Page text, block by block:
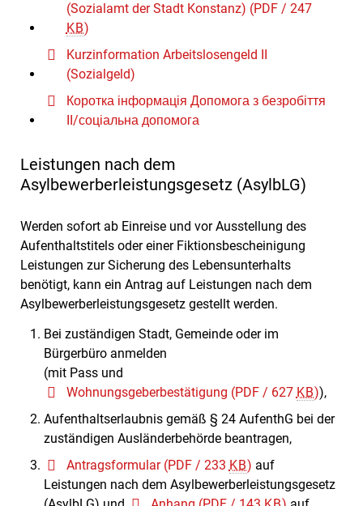
(Sozialamt der Stadt Konstanz) (PDF / 247
KB)
Kurzinformation Arbeitslosengeld II
(Sozialgeld)
Коротка інформація Допомога з безробіття
II/соціальна допомога
Leistungen nach dem
Asylbewerberleistungsgesetz (AsylbLG)
Werden sofort ab Einreise und vor Ausstellung des
Aufenthaltstitels oder einer Fiktionsbescheinigung
Leistungen zur Sicherung des Lebensunterhalts
benötigt, kann ein Antrag auf Leistungen nach dem
Asylbewerberleistungsgesetz gestellt werden.
Bei zuständigen Stadt, Gemeinde oder im
Bürgerbüro anmelden
(mit Pass und
Wohnungsgeberbestätigung (PDF / 627 KB)),
Aufenthaltserlaubnis gemäß § 24 AufenthG bei der
zuständigen Ausländerbehörde beantragen,
Antragsformular(PDF / 233 KB) auf
Leistungen nach dem Asylbewerberleistungsgesetz